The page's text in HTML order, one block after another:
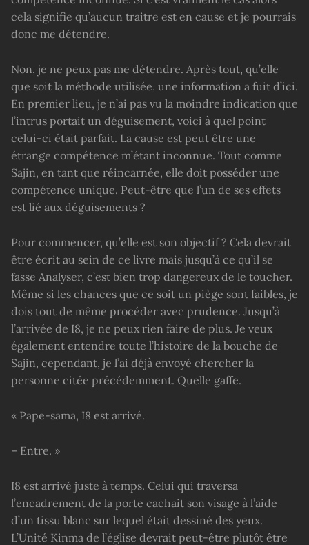
cela signifie qu’aucun traitre est en cause et je pourrais
donc me détendre.
Non, je ne peux pas me détendre. Après tout, qu’elle
que soit la méthode utilisée, une information a fuit d’ici.
En premier lieu, je n’ai pas vu la moindre indication que
l’intrus portait un déguisement, voici à quel point
celui-ci était parfait. La cause est peut être une
étrange compétence m’étant inconnue. Tout comme
Sajin, en tant que réincarnée, elle doit posséder une
compétence unique. Peut-être que l’un de ses effets
est lié aux déguisements ?
Pour commencer, qu’elle est son objectif ? Cela devrait
être écrit au sein de ce livre mais jusqu’à ce qu’il se
fasse Analyser, c’est bien trop dangereux de le toucher.
Même si les chances que ce soit un piège sont faibles, je
dois tout de même procéder avec prudence. Jusqu’à
l’arrivée de I8, je ne peux rien faire de plus. Je veux
également entendre toute l’histoire de la bouche de
Sajin, cependant, je l’ai déjà envoyé chercher la
personne citée précédemment. Quelle gaffe.
« Pape-sama, I8 est arrivé.
– Entre. »
I8 est arrivé juste à temps. Celui qui traversa
l’encadrement de la porte cachait son visage à l’aide
d’un tissu blanc sur lequel était dessiné des yeux.
L’Unité Kinma de l’église devrait peut-être plutôt être